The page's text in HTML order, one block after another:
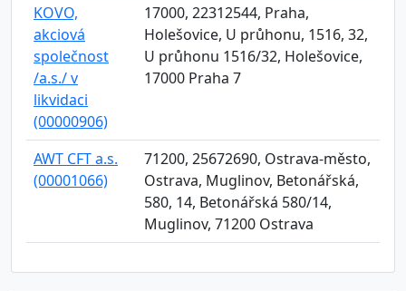
KOVO,
akciová
společnost
/a.s./ v
likvidaci
(00000906)
17000, 22312544, Praha,
Holešovice, U průhonu, 1516, 32,
U průhonu 1516/32, Holešovice,
17000 Praha 7
AWT CFT a.s.
(00001066)
71200, 25672690, Ostrava-město,
Ostrava, Muglinov, Betonářská,
580, 14, Betonářská 580/14,
Muglinov, 71200 Ostrava